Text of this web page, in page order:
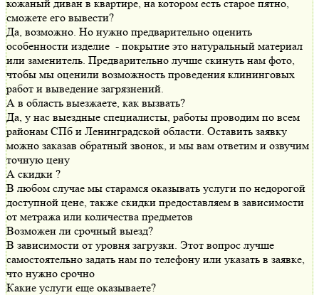
кожаный диван в квартире, на котором есть старое пятно,
сможете его вывести?
Да, возможно. Но нужно предварительно оценить
особенности изделие - покрытие это натуральный материал
или заменитель. Предварительно лучше скинуть нам фото,
чтобы мы оценили возможность проведения клининговых
работ и выведение загрязнений.
А в область выезжаете, как вызвать?
Да, у нас выездные специалисты, работы проводим по всем
районам СПб и Ленинградской области. Оставить заявку
можно заказав обратный звонок, и мы вам ответим и озвучим
точную цену
А скидки ?
В любом случае мы старамся оказывать услуги по недорогой
доступной цене, также скидки предоставляем в зависимости
от метража или количества предметов
Возможен ли срочный выезд?
В зависимости от уровня загрузки. Этот вопрос лучше
самостоятельно задать нам по телефону или указать в заявке,
что нужно срочно
Какие услуги еще оказываете?